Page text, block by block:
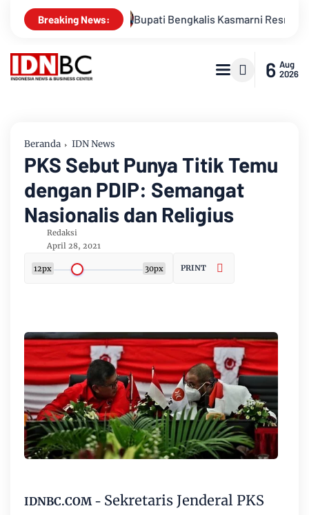
Breaking News:
Bupati Bengkalis Kasmarni Resmi Melantik Pejabat
6 Aug
2026
Beranda IDN News
PKS Sebut Punya Titik Temu
dengan PDIP: Semangat
Nasionalis dan Religius
Redaksi
April 28, 2021
12px 30px PRINT
IDNBC.COM - Sekretaris Jenderal PKS